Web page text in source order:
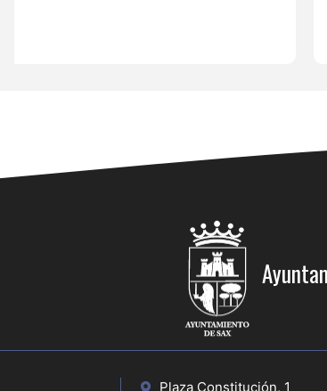
Plaza Constitución, 1